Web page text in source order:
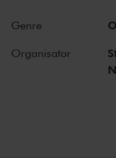
Requiem
roept
tegelijk ook hoop en
instrumenten uit de tijd
Genre
Organisator